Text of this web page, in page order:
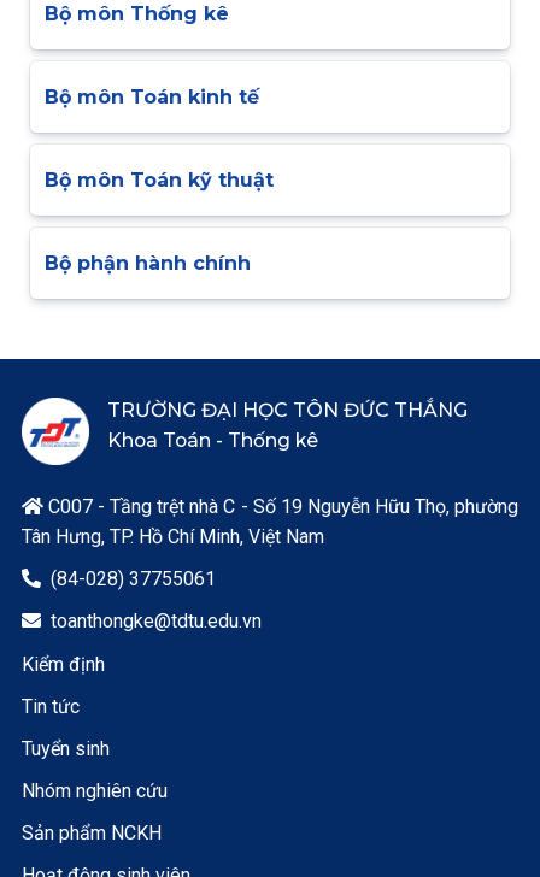
Bộ môn Thống kê
Bộ môn Toán kinh tế
Bộ môn Toán kỹ thuật
Bộ phận hành chính
TRƯỜNG ĐẠI HỌC TÔN ĐỨC THẮNG
Khoa Toán - Thống kê
C007 - Tầng trệt nhà C - Số 19 Nguyễn Hữu Thọ, phường
Tân Hưng, TP. Hồ Chí Minh, Việt Nam
 (84-028) 37755061
 toanthongke@tdtu.edu.vn
Kiểm định
Tin tức
Tuyển sinh
Nhóm nghiên cứu
Sản phẩm NCKH